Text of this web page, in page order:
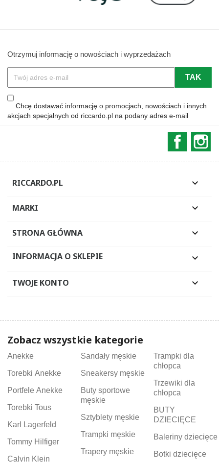
Otrzymuj informację o nowościach i wyprzedażach
Chcę dostawać informację o promocjach, nowościach i innych
akcjach specjalnych od riccardo.pl na podany adres e-mail
RICCARDO.PL 
MARKI 
STRONA GŁÓWNA 
INFORMACJA O SKLEPIE 
TWOJE KONTO 
Zobacz wszystkie kategorie
Anekke
Torebki Anekke
Portfele Anekke
Torebki Tous
Karl Lagerfeld
Tommy Hilfiger
Calvin Klein
Sandały męskie
Sneakersy męskie
Buty sportowe
męskie
Sztyblety męskie
Trampki męskie
Trapery męskie
Trampki dla
chłopca
Trzewiki dla
chłopca
BUTY
DZIECIĘCE
Baleriny dziecięce
Botki dziecięce